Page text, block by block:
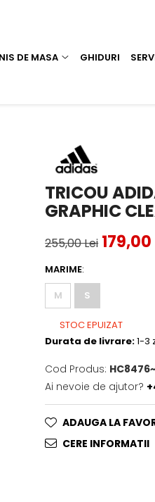
DE MASA GHIDURI
TRICOU
GRAPHIC
255,00 Lei 179,00
MARIME:
M
S
STOC EPUIZAT
Durata de livrare:1-3
Cod Produs:
Ai nevoie de ajutor?
ADAUGA LA
CERE INFORMATII